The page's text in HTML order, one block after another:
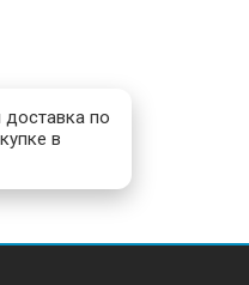
доставка по
в